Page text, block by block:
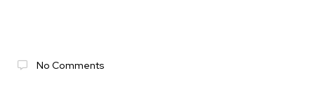
No Comments